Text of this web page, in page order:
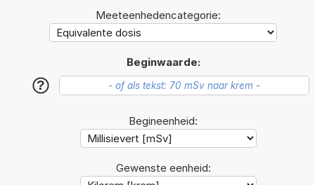
Meeteenhedencategorie:
Beginwaarde:
?
Begineenheid:
Gewenste eenheid: